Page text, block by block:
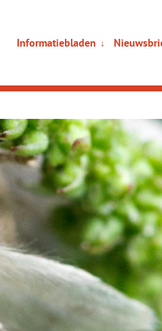
Informatiebladen ↓ Sub